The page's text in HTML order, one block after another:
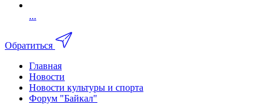
...
Обратиться
Главная
Новости
Новости культуры и спорта
Форум "Байкал"